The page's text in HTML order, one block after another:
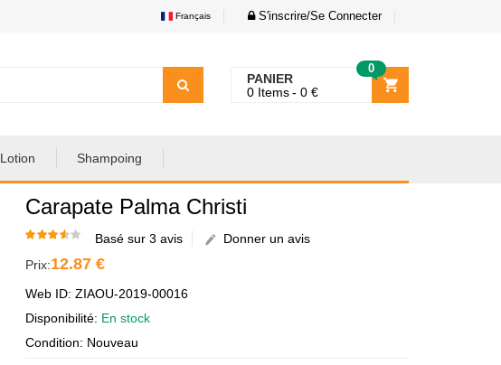
Français S'inscrire/Se Connecter
PANIER
0
0 Items 0 €
Lotion Shampoing
Carapate Palma Christi
Basé sur 3 avis
Donner un avis
Prix:12.87 €
Web ID: ZIAOU-2019-00016
Disponibilité: En stock
Condition: Nouveau